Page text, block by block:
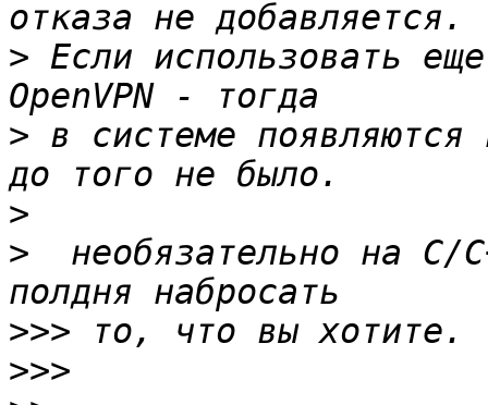
> Если использовать
> в системе
>
>
необязательно на C/
>>>
>>>